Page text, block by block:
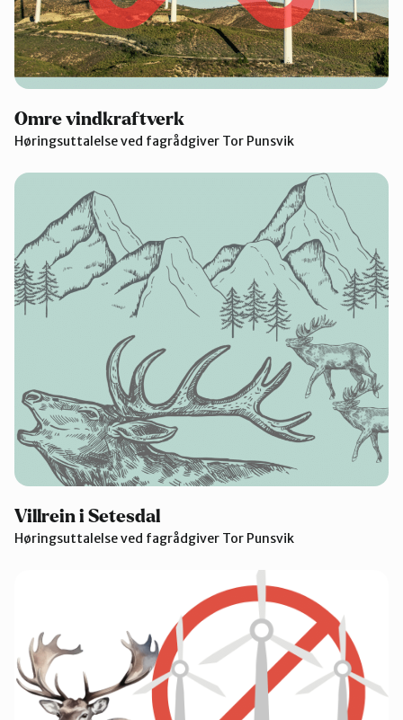
Omre vindkraftverk
Høringsuttalelse ved fagrådgiver Tor Punsvik
Villrein i Setesdal
Høringsuttalelse ved fagrådgiver Tor Punsvik